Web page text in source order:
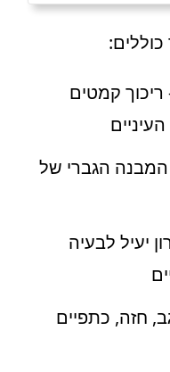
כוללים:
ריכוך קמטים
הגברי של
יעיל לבעיה
חזה, כתפיים